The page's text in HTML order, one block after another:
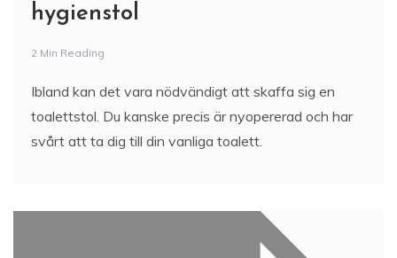
hygienstol
2 Min Reading
Ibland kan det vara nödvändigt att skaffa sig en
toalettstol. Du kanske precis är nyopererad och har
svårt att ta dig till din vanliga toalett.